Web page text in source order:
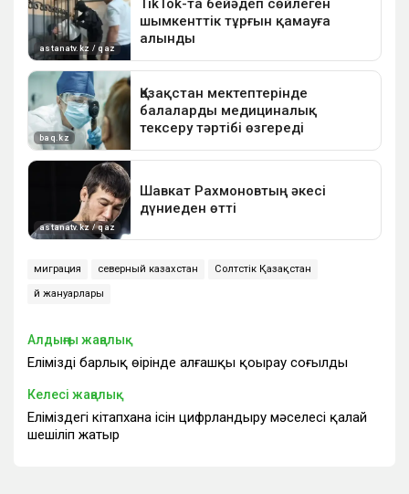
миграция северный казахстан Солтүстік Қазақстан
үй жануарлары
Алдыңғы жаңалық
Еліміздің барлық өңірінде алғашқы қоңырау соғылды
Келесі жаңалық
Еліміздегі кітапхана ісін цифрландыру мәселесі қалай
шешіліп жатыр